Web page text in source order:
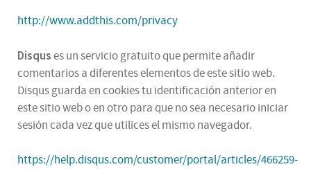
http://www.addthis.com/privacy
Disquses un servicio gratuito que permite añadir
comentarios a diferentes elementos de este sitio web.
Disqus guarda en cookies tu identificación anterior en
este sitio web o en otro para que no sea necesario iniciar
sesión cada vez que utilices el mismo navegador.
https://help.disqus.com/customer/portal/articles/466259-